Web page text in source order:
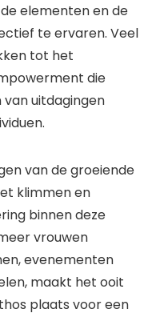
elementen en de
te ervaren. Veel
tot het
die
uitdagingen
van de groeiende
klimmen en
binnen deze
vrouwen
evenementen
maakt het ooit
plaats voor een